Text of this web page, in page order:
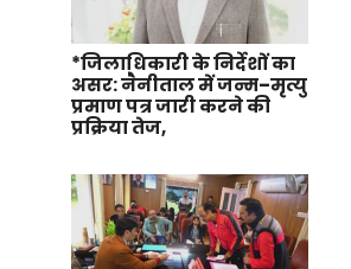
*जिलाधिकारी के निर्देशों का
असर: नैनीताल में जन्म–मृत्यु
प्रमाण पत्र जारी करने की
प्रक्रिया तेज,